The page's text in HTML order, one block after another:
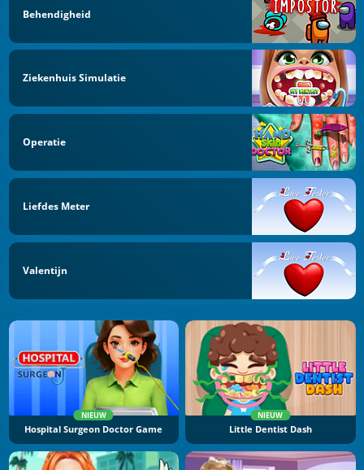
Behendigheid
Ziekenhuis Simulatie
Operatie
Liefdes Meter
Valentijn
NIEUW
Hospital Surgeon Doctor Game
NIEUW
Little Dentist Dash